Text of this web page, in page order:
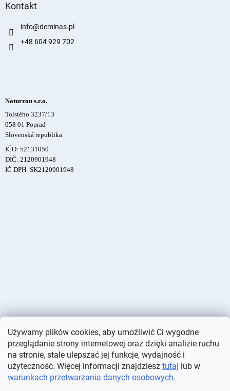
Używamy plików cookies, aby umożliwić Ci wygodne
przeglądanie strony internetowej oraz dzięki analizie ruchu
na stronie, stale ulepszać jej funkcje, wydajność i
użyteczność. Więcej informacji znajdziesz tutaj lub w
warunkach przetwarzania danych osobowych.
Kontakt
info@deminas.pl
+48 604 929 702
Naturzon s.r.o.
Tolstého 3237/13
058 01 Poprad
Slovenská republika
IČO: 52131050
DIČ: 2120901948
IČ DPH: SK2120901948